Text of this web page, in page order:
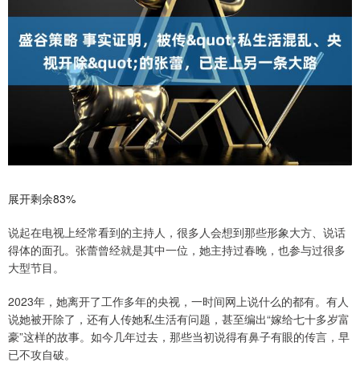
展开剩余83%
说起在电视上经常看到的主持人，很多人会想到那些形象大方、说话
得体的面孔。张蕾曾经就是其中一位，她主持过春晚，也参与过很多
大型节目。
2023年，她离开了工作多年的央视，一时间网上说什么的都有。有人
说她被开除了，还有人传她私生活有问题，甚至编出“嫁给七十多岁富
豪”这样的故事。如今几年过去，那些当初说得有鼻子有眼的传言，早
已不攻自破。